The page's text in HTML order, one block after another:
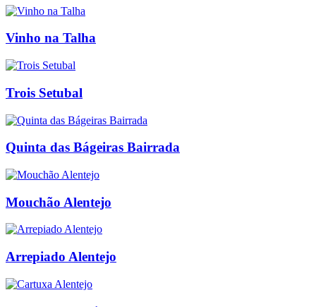
Vinho na Talha
Trois Setubal
Quinta das Bágeiras Bairrada
Mouchão Alentejo
Arrepiado Alentejo